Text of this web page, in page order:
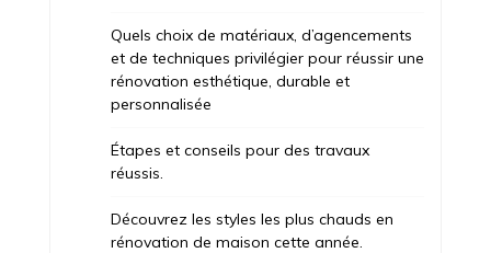
Quels choix de matériaux, d’agencements
et de techniques privilégier pour réussir une
rénovation esthétique, durable et
personnalisée
Étapes et conseils pour des travaux
réussis.
Découvrez les styles les plus chauds en
rénovation de maison cette année.